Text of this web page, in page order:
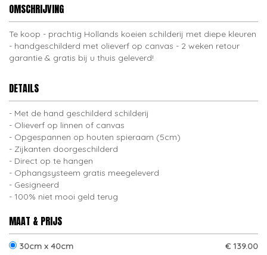
OMSCHRIJVING
Te koop - prachtig Hollands koeien schilderij met diepe kleuren
- handgeschilderd met olieverf op canvas - 2 weken retour
garantie & gratis bij u thuis geleverd!
DETAILS
Met de hand geschilderd schilderij
Olieverf op linnen of canvas
Opgespannen op houten spieraam (5cm)
Zijkanten doorgeschilderd
Direct op te hangen
Ophangsysteem gratis meegeleverd
Gesigneerd
100% niet mooi geld terug
MAAT & PRIJS
30cm x 40cm
€ 139.00